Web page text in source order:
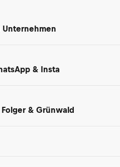
Unternehmen
& Insta
& Grünwald